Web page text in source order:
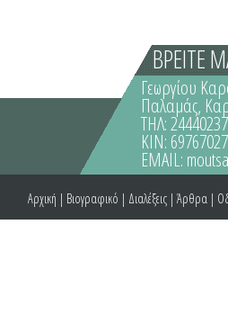
ΒΡΕΙΤΕ
Γεωργίου
Παλαμάς,
ΤΗΛ:
ΚΙΝ:
EMAIL:
Αρχική | Βιογραφικό | Διαλέξεις | Άρθρα |